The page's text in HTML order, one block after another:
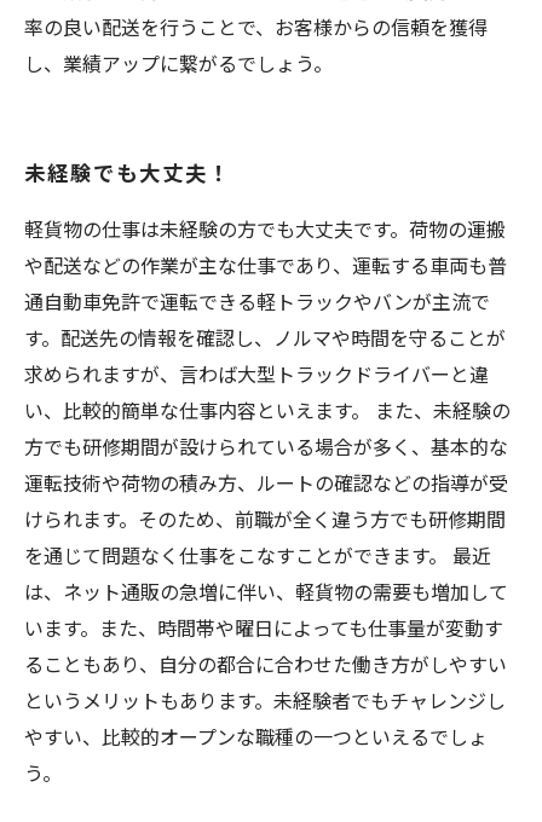
率の良い配送を行うことで、お客様からの信頼を獲得
し、業績アップに繋がるでしょう。
未経験でも大丈夫！
軽貨物の仕事は未経験の方でも大丈夫です。荷物の運搬
や配送などの作業が主な仕事であり、運転する車両も普
通自動車免許で運転できる軽トラックやバンが主流で
す。配送先の情報を確認し、ノルマや時間を守ることが
求められますが、言わば大型トラックドライバーと違
い、比較的簡単な仕事内容といえます。 また、未経験の
方でも研修期間が設けられている場合が多く、基本的な
運転技術や荷物の積み方、ルートの確認などの指導が受
けられます。そのため、前職が全く違う方でも研修期間
を通じて問題なく仕事をこなすことができます。 最近
は、ネット通販の急増に伴い、軽貨物の需要も増加して
います。また、時間帯や曜日によっても仕事量が変動す
ることもあり、自分の都合に合わせた働き方がしやすい
というメリットもあります。未経験者でもチャレンジし
やすい、比較的オープンな職種の一つといえるでしょ
う。